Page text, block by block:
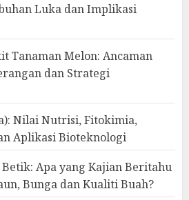
Luka dan Implikasi
Tanaman Melon: Ancaman
dan Strategi
Nilai Nutrisi, Fitokimia,
Aplikasi Bioteknologi
Apa yang Kajian Beritahu
Bunga dan Kualiti Buah?